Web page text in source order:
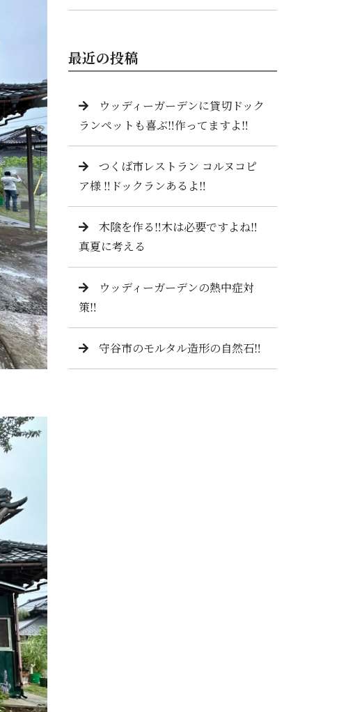
最近の投稿
ウッディーガーデンに貸切ドック
ランペットも喜ぶ‼️作ってますよ‼️
つくば市レストラン コルヌコピ
ア様 ‼️ドックランあるよ‼️
木陰を作る‼️木は必要ですよね‼️
真夏に考える
ウッディーガーデンの熱中症対
策‼️
守谷市のモルタル造形の自然石‼️